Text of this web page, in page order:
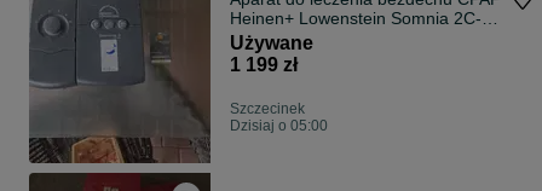
Heinen+ Lowenstein Somnia 2C-
Flex
Używane
1 199 zł
Szczecinek
Dzisiaj o 05:00